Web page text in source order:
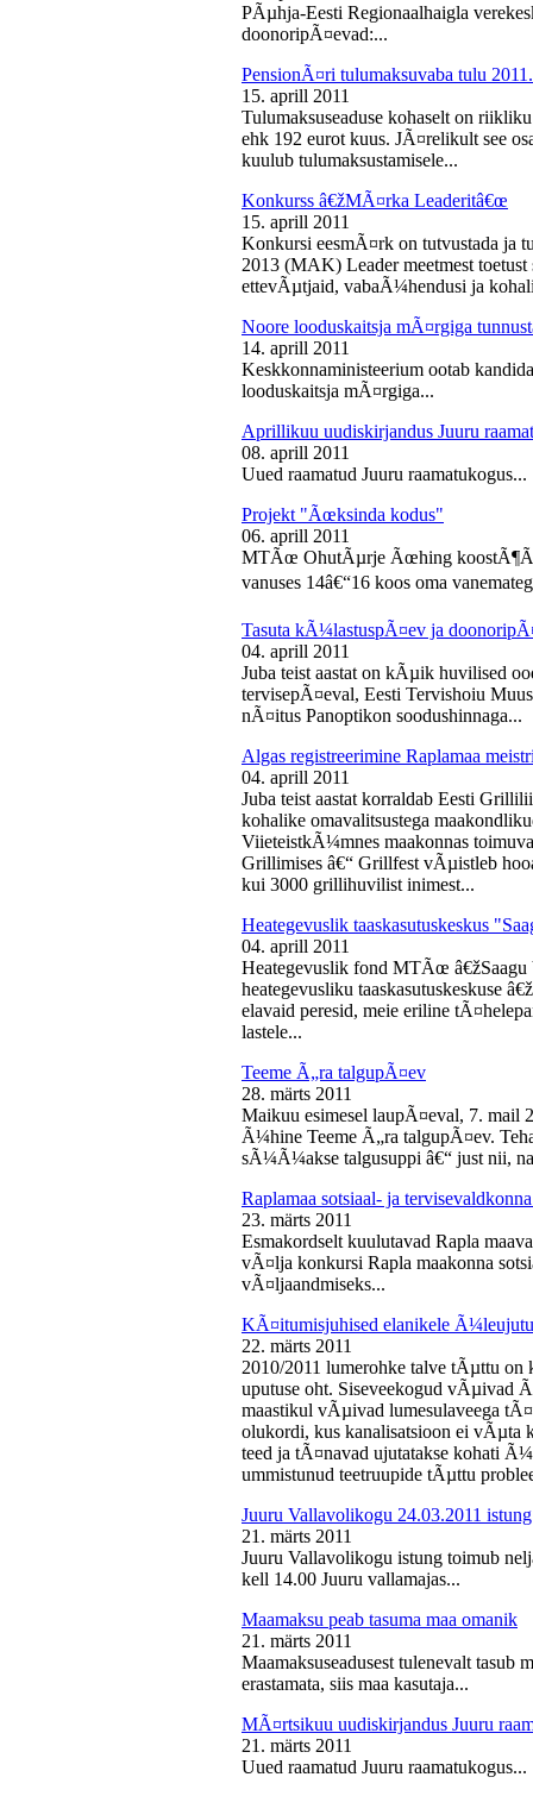
PÃµhja-Eesti Regionaalhaigla
doonoripÃ¤evad:...
PensionÃ¤ri tulumaksuvaba tulu
15. aprill 2011
Tulumaksuseaduse kohaselt on
ehk 192 eurot kuus. JÃ¤relikult see
kuulub tulumaksustamisele...
Konkurss â€žMÃ¤rka Leaderitâ€œ
15. aprill 2011
Konkursi eesmÃ¤rk on tutvustada ja
2013 (MAK) Leader meetmest
ettevÃµtjaid, vabaÃ¼hendusi ja
Noore looduskaitsja mÃ¤rgiga
14. aprill 2011
Keskkonnaministeerium ootab
looduskaitsja mÃ¤rgiga...
Aprillikuu uudiskirjandus Juuru
08. aprill 2011
Uued raamatud Juuru raamatukogus...
Projekt "Ãœksinda kodus"
06. aprill 2011
MTÃœ OhutÃµrje Ãœhing
vanuses 14â€“16 koos oma
Tasuta kÃ¼lastuspÃ¤ev ja
04. aprill 2011
Juba teist aastat on kÃµik huvilised
tervisepÃ¤eval, Eesti Tervishoiu
nÃ¤itus Panoptikon soodushinnaga...
Algas registreerimine Raplamaa
04. aprill 2011
Juba teist aastat korraldab Eesti
kohalike omavalitsustega
ViieteistkÃ¼mnes maakonnas
Grillimises â€“ Grillfest vÃµistleb
kui 3000 grillihuvilist inimest...
Heategevuslik taaskasutuskeskus
04. aprill 2011
Heategevuslik fond MTÃœ â€žSaagu
heategevusliku taaskasutuskeskuse
elavaid peresid, meie eriline
lastele...
Teeme Ã„ra talgupÃ¤ev
28. märts 2011
Maikuu esimesel laupÃ¤eval, 7.
Ã¼hine Teeme Ã„ra talgupÃ¤ev.
sÃ¼Ã¼akse talgusuppi â€“ just nii,
Raplamaa sotsiaal- ja
23. märts 2011
Esmakordselt kuulutavad Rapla
vÃ¤lja konkursi Rapla maakonna
vÃ¤ljaandmiseks...
KÃ¤itumisjuhised elanikele
22. märts 2011
2010/2011 lumerohke talve tÃµttu on
uputuse oht. Siseveekogud vÃµivad
maastikul vÃµivad lumesulaveega
olukordi, kus kanalisatsioon ei vÃµta
teed ja tÃ¤navad ujutatakse kohati
ummistunud teetruupide tÃµttu
Juuru Vallavolikogu 24.03.2011 istung
21. märts 2011
Juuru Vallavolikogu istung toimub
kell 14.00 Juuru vallamajas...
Maamaksu peab tasuma maa omanik
21. märts 2011
Maamaksuseadusest tulenevalt tasub
erastamata, siis maa kasutaja...
MÃ¤rtsikuu uudiskirjandus Juuru
21. märts 2011
Uued raamatud Juuru raamatukogus...